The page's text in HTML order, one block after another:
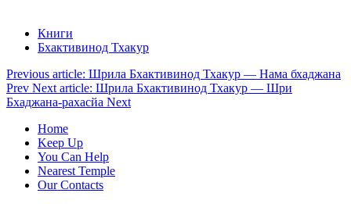
Книги
Бхактивинод Тхакур
Previous article: Шрила Бхактивинод Тхакур — Нама бхаджана
Prev Next article: Шрила Бхактивинод Тхакур — Шри
Бхаджана-рахасйа Next
Home
Keep Up
You Can Help
Nearest Temple
Our Contacts